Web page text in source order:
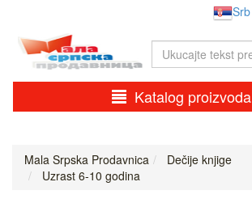
Srb
Katalog proizvoda
Mala Srpska Prodavnica
Dečije knjige
Uzrast 6-10 godina